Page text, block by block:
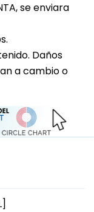
se enviara
Daños
a cambio o